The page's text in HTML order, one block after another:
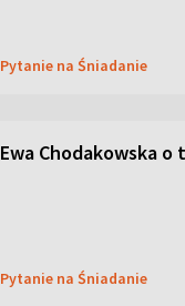
Pytanie na Śniadanie
Ewa Chodakowska
Pytanie na Śniadanie